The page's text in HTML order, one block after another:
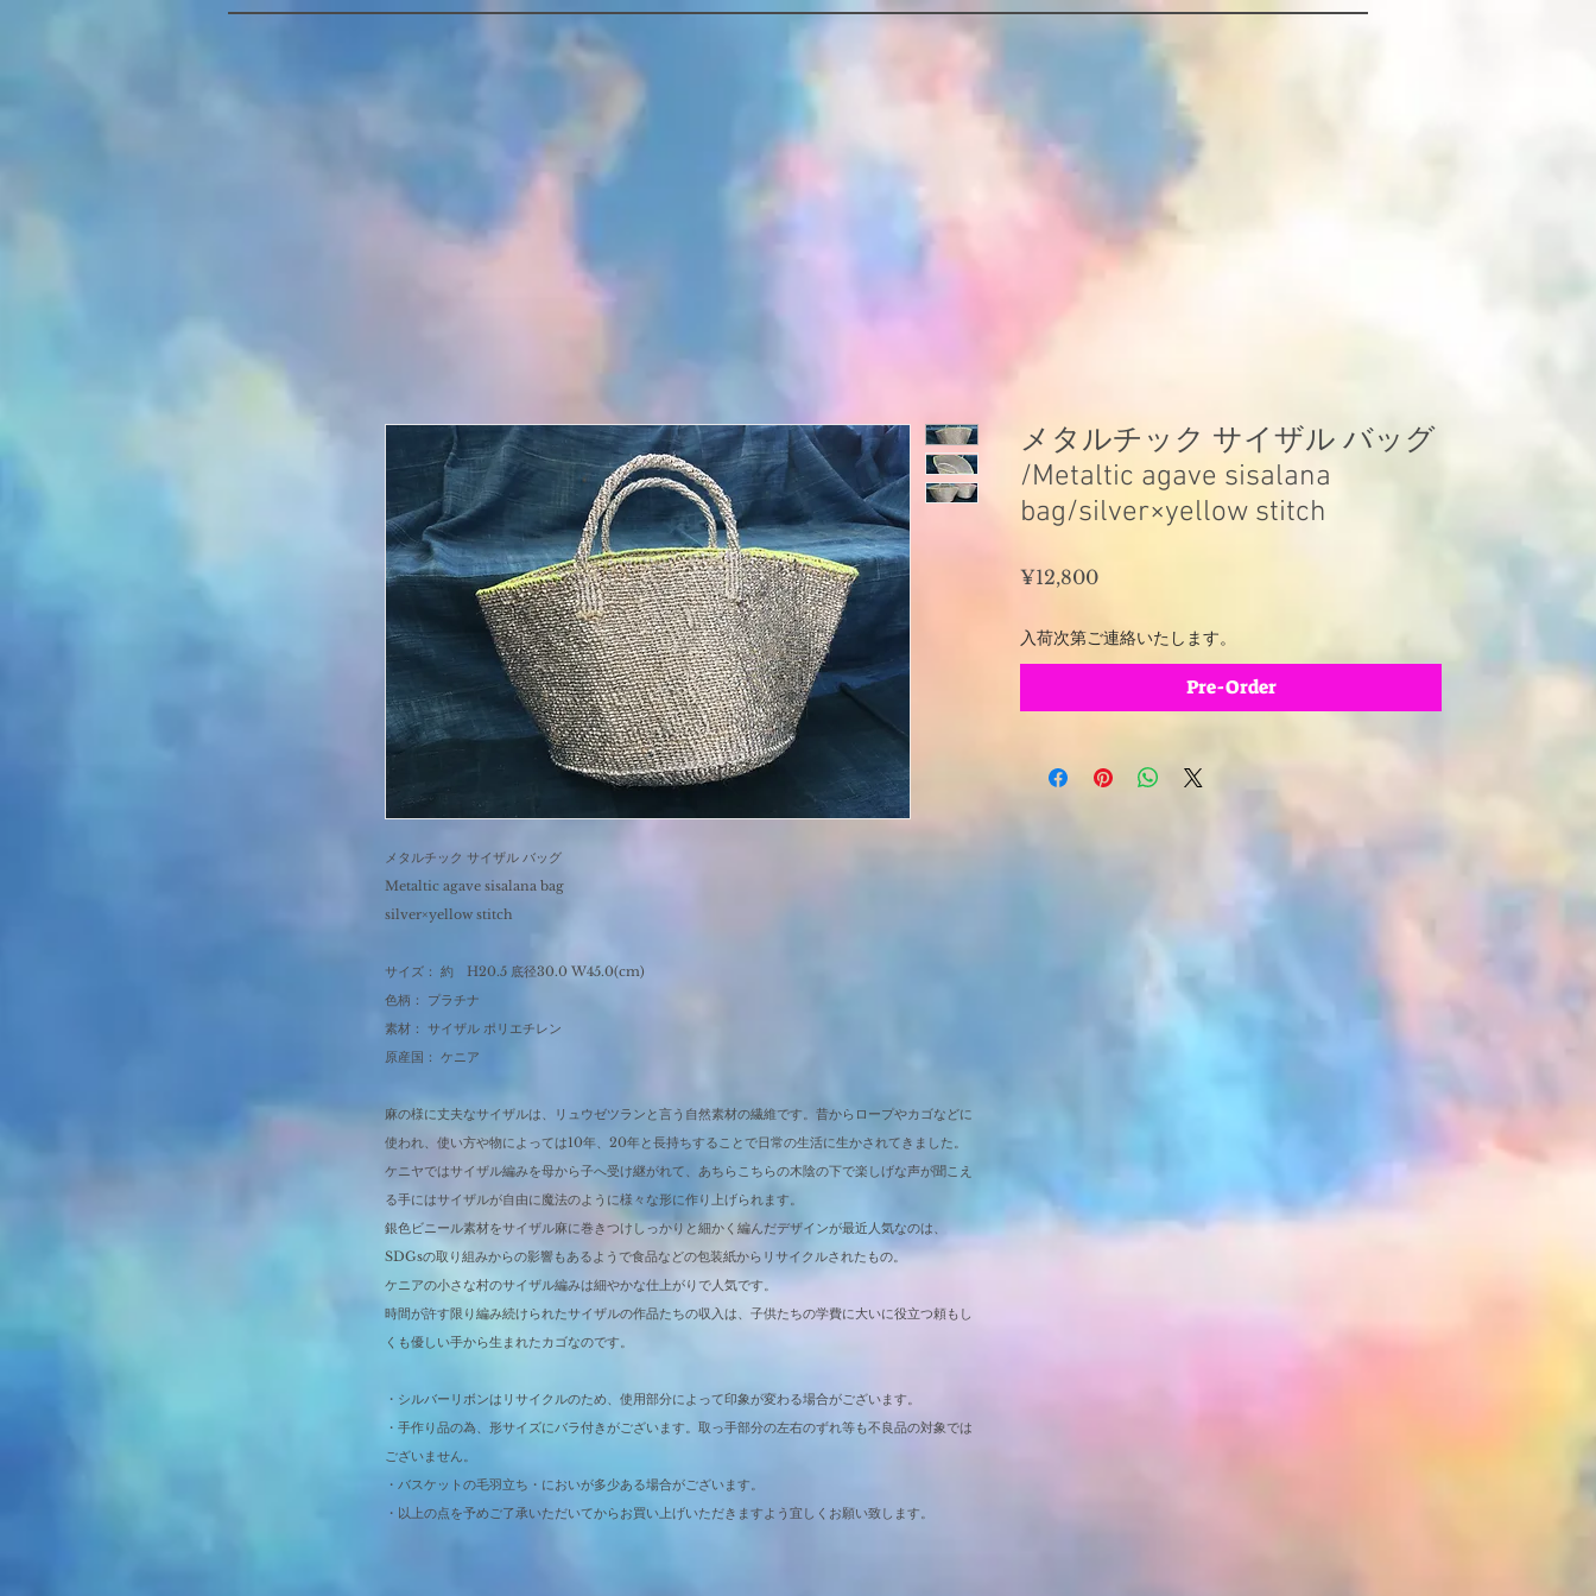
メタルチック サイザル バッグ
Metaltic agave sisalana bag
silver×yellow stitch
サイズ： 約 H20.5 底径30.0 W45.0(cm)
色柄： プラチナ
素材： サイザル ポリエチレン
原産国： ケニア
麻の様に丈夫なサイザルは、リュウゼツランと言う自然素材の繊維です。昔からロープやカゴなどに
使われ、使い方や物によっては10年、20年と長持ちすることで日常の生活に生かされてきました。
ケニヤではサイザル編みを母から子へ受け継がれて、あちらこちらの木陰の下で楽しげな声が聞こえ
る手にはサイザルが自由に魔法のように様々な形に作り上げられます。
銀色ビニール素材をサイザル麻に巻きつけしっかりと細かく編んだデザインが最近人気なのは、
SDGsの取り組みからの影響もあるようで食品などの包装紙からリサイクルされたもの。
ケニアの小さな村のサイザル編みは細やかな仕上がりで人気です。
時間が許す限り編み続けられたサイザルの作品たちの収入は、子供たちの学費に大いに役立つ頼もし
くも優しい手から生まれたカゴなのです。
・シルバーリボンはリサイクルのため、使用部分によって印象が変わる場合がございます。
・手作り品の為、形サイズにバラ付きがございます。取っ手部分の左右のずれ等も不良品の対象では
ございません。
・バスケットの毛羽立ち・においが多少ある場合がございます。
・以上の点を予めご了承いただいてからお買い上げいただきますよう宜しくお願い致します。
メタルチック サイザル バッグ
/Metaltic agave sisalana
bag/silver×yellow stitch
¥12,800Price
入荷次第ご連絡いたします。
Pre-Order